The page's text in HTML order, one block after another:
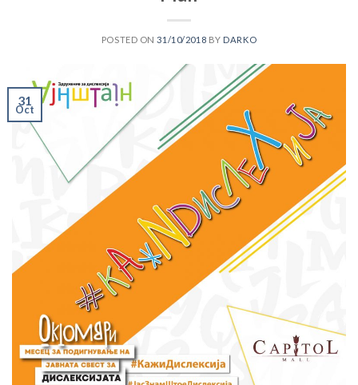
POSTED ON31/10/2018 BY DARKO
31
Oct